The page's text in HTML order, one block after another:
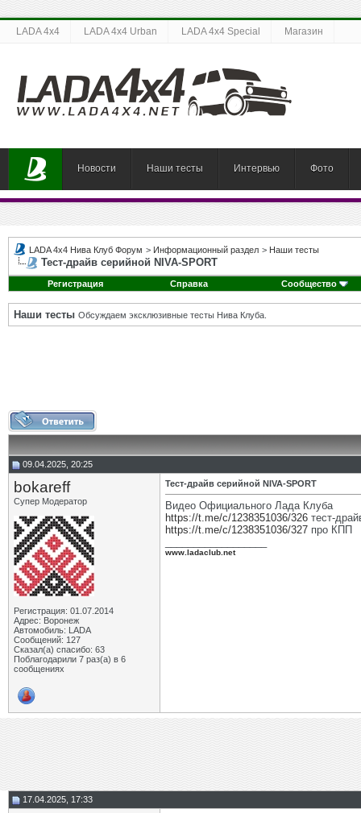
LADA 4x4 LADA 4x4 Urban LADA 4x4 Special Магазин
Новости Наши тесты Интервью Фото
LADA 4x4 Нива Клуб Форум > Информационный раздел > Наши тесты
Тест-драйв серийной NIVA-SPORT
Регистрация Справка Сообщество
Наши тесты Обсуждаем эксклюзивные тесты Нива Клуба.
09.04.2025, 20:25
bokareff
Супер Модератор
Регистрация: 01.07.2014
Адрес: Воронеж
Автомобиль: LADA
Сообщений: 127
Сказал(а) спасибо: 63
Поблагодарили 7 раз(а) в 6
сообщениях
Тест-драйв серийной NIVA-SPORT
Видео Официального Лада Клуба
https://t.me/c/1238351036/326 тест-
https://t.me/c/1238351036/327 про КПП
www.ladaclub.net
17.04.2025, 17:33